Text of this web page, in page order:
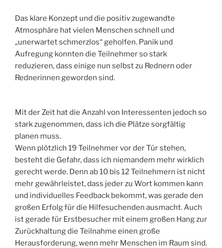
Das klare Konzept und die positiv zugewandte
Atmosphäre hat vielen Menschen schnell und
„unerwartet schmerzlos“ geholfen. Panik und
Aufregung konnten die Teilnehmer so stark
reduzieren, dass einige nun selbst zu Rednern oder
Rednerinnen geworden sind.
Mit der Zeit hat die Anzahl von Interessenten jedoch so
stark zugenommen, dass ich die Plätze sorgfältig
planen muss.
Wenn plötzlich 19 Teilnehmer vor der Tür stehen,
besteht die Gefahr, dass ich niemandem mehr wirklich
gerecht werde. Denn ab 10 bis 12 Teilnehmern ist nicht
mehr gewährleistet, dass jeder zu Wort kommen kann
und individuelles Feedback bekommt, was gerade den
großen Erfolg für die Hilfesuchenden ausmacht. Auch
ist gerade für Erstbesucher mit einem großen Hang zur
Zurückhaltung die Teilnahme einen große
Herausforderung, wenn mehr Menschen im Raum sind.